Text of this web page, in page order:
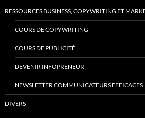
RESSOURCES BUSINESS, COPYWRITING ET
COURS DE COPYWRITING
COURS DE PUBLICITÉ
DEVENIR INFOPRENEUR
NEWSLETTER COMMUNICATEURS EFFICACES
DIVERS